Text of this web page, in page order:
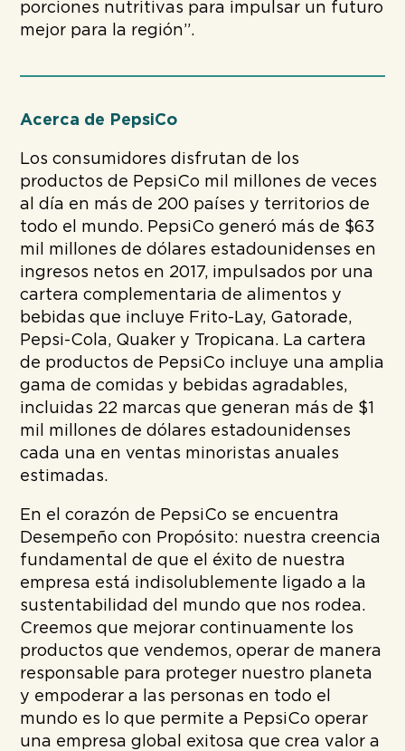
porciones nutritivas para impulsar un futuro
mejor para la región”.
Acerca de PepsiCo
Los consumidores disfrutan de los
productos de PepsiCo mil millones de veces
al día en más de 200 países y territorios de
todo el mundo. PepsiCo generó más de $63
mil millones de dólares estadounidenses en
ingresos netos en 2017, impulsados por una
cartera complementaria de alimentos y
bebidas que incluye Frito-Lay, Gatorade,
Pepsi-Cola, Quaker y Tropicana. La cartera
de productos de PepsiCo incluye una amplia
gama de comidas y bebidas agradables,
incluidas 22 marcas que generan más de $1
mil millones de dólares estadounidenses
cada una en ventas minoristas anuales
estimadas.
En el corazón de PepsiCo se encuentra
Desempeño con Propósito: nuestra creencia
fundamental de que el éxito de nuestra
empresa está indisolublemente ligado a la
sustentabilidad del mundo que nos rodea.
Creemos que mejorar continuamente los
productos que vendemos, operar de manera
responsable para proteger nuestro planeta
y empoderar a las personas en todo el
mundo es lo que permite a PepsiCo operar
una empresa global exitosa que crea valor a